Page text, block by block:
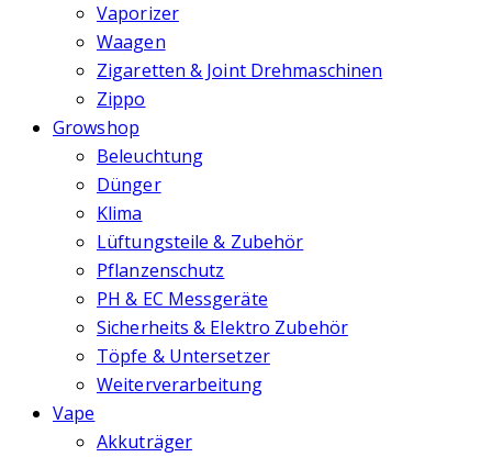
Vaporizer
Waagen
Zigaretten & Joint Drehmaschinen
Zippo
Growshop
Beleuchtung
Dünger
Klima
Lüftungsteile & Zubehör
Pflanzenschutz
PH & EC Messgeräte
Sicherheits & Elektro Zubehör
Töpfe & Untersetzer
Weiterverarbeitung
Vape
Akkuträger